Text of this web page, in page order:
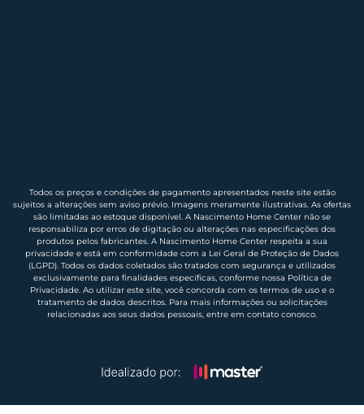
Todos os preços e condições de pagamento apresentados neste site estão
sujeitos a alterações sem aviso prévio. Imagens meramente ilustrativas. As ofertas
são limitadas ao estoque disponível. A Nascimento Home Center não se
responsabiliza por erros de digitação ou alterações nas especificações dos
produtos pelos fabricantes. A Nascimento Home Center respeita a sua
privacidade e está em conformidade com a Lei Geral de Proteção de Dados
(LGPD). Todos os dados coletados são tratados com segurança e utilizados
exclusivamente para finalidades específicas, conforme nossa Política de
Privacidade. Ao utilizar este site, você concorda com os termos de uso e o
tratamento de dados descritos. Para mais informações ou solicitações
relacionadas aos seus dados pessoais, entre em contato conosco.